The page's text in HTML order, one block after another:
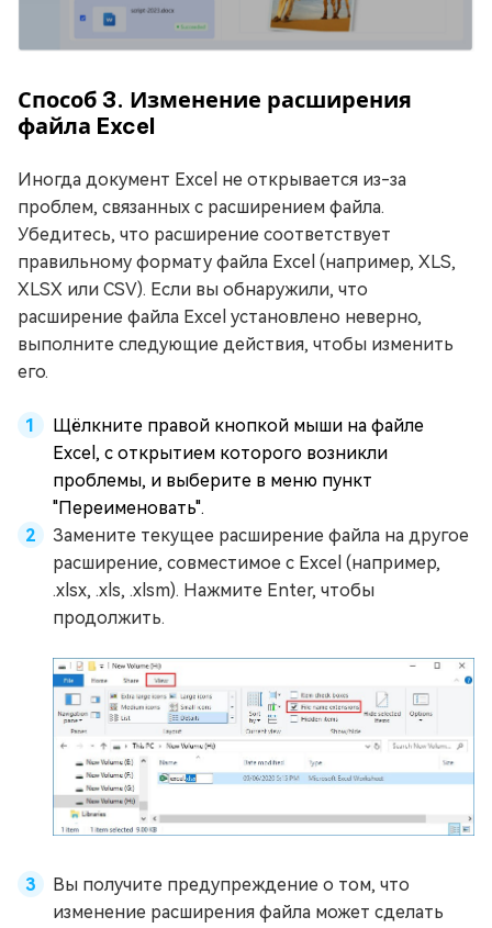
Способ 3. Изменение расширения
файла Excel
Иногда документ Excel не открывается из-за
проблем, связанных с расширением файла.
Убедитесь, что расширение соответствует
правильному формату файла Excel (например, XLS,
XLSX или CSV). Если вы обнаружили, что
расширение файла Excel установлено неверно,
выполните следующие действия, чтобы изменить
его.
Щёлкните правой кнопкой мыши на файле
Excel, с открытием которого возникли
проблемы, и выберите в меню пункт
"Переименовать".
Замените текущее расширение файла на другое
расширение, совместимое с Excel (например,
.xlsx, .xls, .xlsm). Нажмите Enter, чтобы
продолжить.
Вы получите предупреждение о том, что
изменение расширения файла может сделать